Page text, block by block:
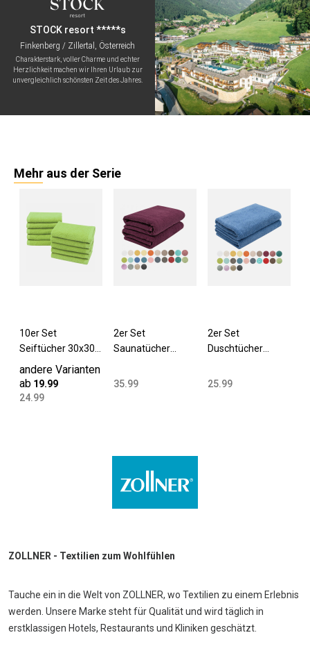
STOCK resort *****s
Finkenberg / Zillertal, Österreich
Charakterstark, voller Charme und echter
Herzlichkeit machen wir Ihren Urlaub zur
unvergleichlich schönsten Zeit des Jahres.
Mehr aus der Serie
10er Set
Seiftücher 30x30
cm Baumwolle
420 g/qm grün
andere Varianten
ab 19.99
24.99
2er Set
Saunatücher
Baumwolle 420
35.99
2er Set
Duschtücher
Baumwolle 420
25.99
ZOLLNER - Textilien zum Wohlfühlen
Tauche ein in die Welt von ZOLLNER, wo Textilien zu einem Erlebnis
werden. Unsere Marke steht für Qualität und wird täglich in
erstklassigen Hotels, Restaurants und Kliniken geschätzt.